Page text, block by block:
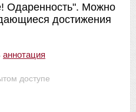
доступе
Одаренность". Можно
достижения
аннотация